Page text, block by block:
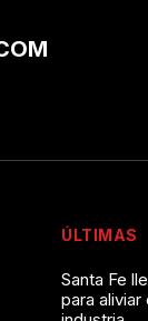
ÚLTIMAS
Santa Fe
para